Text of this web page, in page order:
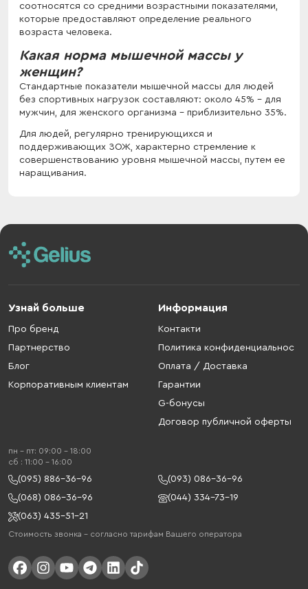
соотносятся со средними возрастными показателями,
которые предоставляют определение реального
возраста человека.
Какая норма мышечной массы у
женщин?
Стандартные показатели мышечной массы для людей
без спортивных нагрузок составляют: около 45% - для
мужчин, для женского организма – приблизительно 35%.
Для людей, регулярно тренирующихся и
поддерживающих ЗОЖ, характерно стремление к
совершенствованию уровня мышечной массы, путем ее
наращивания.
Узнай больше
Про бренд
Партнерство
Блог
Корпоративным клиентам
Информация
Контакти
Политика конфиденциальнос
Оплата / Доставка
Гарантии
G-бонусы
Договор публичной оферты
пн - пт: 09:00 - 18:00
cб : 11:00 - 16:00
(095) 886-36-96
(093) 086-36-96
(068) 086-36-96
(044) 334-73-19
(063) 435-51-21
Стоимость звонка – согласно тарифам Вашего оператора